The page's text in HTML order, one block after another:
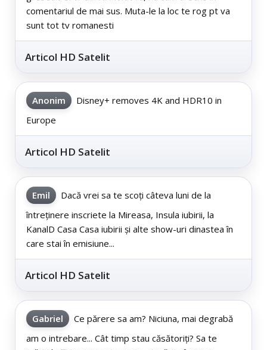
comentariul de mai sus. Muta-le la loc te rog pt va
sunt tot tv romanesti
Articol HD Satelit
Anonim
Disney+ removes 4K and HDR10 in
Europe
Articol HD Satelit
Emil
Dacă vrei sa te scoți câteva luni de la
întreținere inscriete la Mireasa, Insula iubirii, la
KanalD Casa Casa iubirii și alte show-uri dinastea în
care stai în emisiune...
Articol HD Satelit
Gabriel
Ce părere sa am? Niciuna, mai degrabă
am o intrebare... Cât timp stau căsătoriți? Sa te